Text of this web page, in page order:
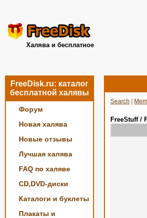
Халява и бесплатное
FreeDisk.ru: каталог
бесплатной халявы
Форум
Новая халява
Новые отзывы
Лучшая халява
FAQ по халяве
CD,DVD-диски
Каталоги и буклеты
Плакаты и
Search
FreeStuff /